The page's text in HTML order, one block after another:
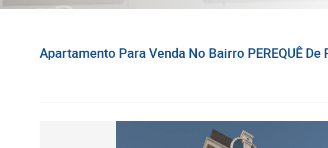
Apartamento Para Venda No Bairro PEREQUÊ